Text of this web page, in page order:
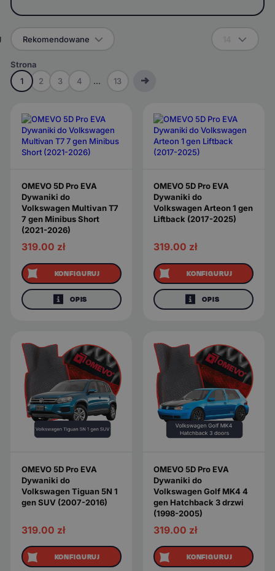
Strona
1
2 3 4 ... 13
Rekomendowane
OMEVO 5D Pro EVA
Dywaniki do
Volkswagen Multivan T7
7 gen Minibus Short
(2021-2026)
319.00 zł
KONFIGURUJ
OPIS
OMEVO 5D Pro EVA
Dywaniki do
Volkswagen Arteon 1 gen
Liftback (2017-2025)
319.00 zł
KONFIGURUJ
OPIS
OMEVO 5D Pro EVA
Dywaniki do
Volkswagen Tiguan 5N 1
gen SUV (2007-2016)
319.00 zł
KONFIGURUJ
OMEVO 5D Pro EVA
Dywaniki do
Volkswagen Golf MK4 4
gen Hatchback 3 drzwi
(1998-2005)
319.00 zł
KONFIGURUJ